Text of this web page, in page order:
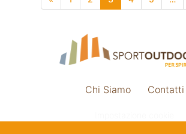
Chi Siamo Contatti